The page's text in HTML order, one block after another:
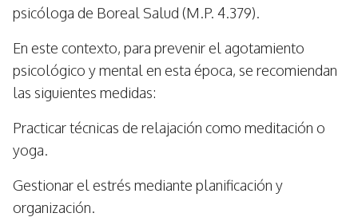
psicóloga de Boreal Salud (M.P. 4.379).
En este contexto, para prevenir el agotamiento
psicológico y mental en esta época, se recomiendan
las siguientes medidas:
Practicar técnicas de relajación como meditación o
yoga.
Gestionar el estrés mediante planificación y
organización.